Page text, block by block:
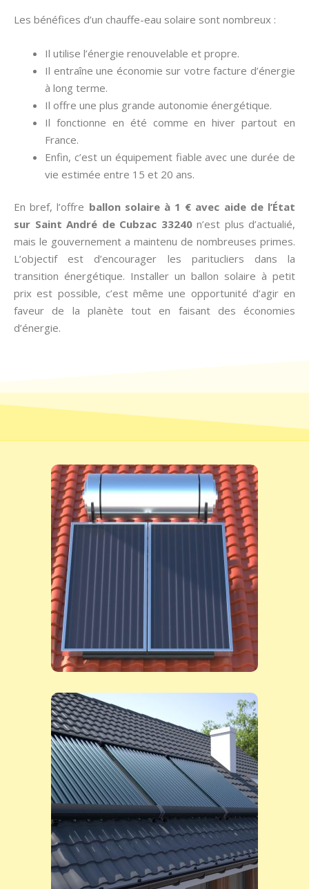
Les bénéfices d’un chauffe-eau solaire sont nombreux :
Il utilise l’énergie renouvelable et propre.
Il entraîne une économie sur votre facture d’énergie
à long terme.
Il offre une plus grande autonomie énergétique.
Il fonctionne en été comme en hiver partout en
France.
Enfin, c’est un équipement fiable avec une durée de
vie estimée entre 15 et 20 ans.
En bref, l’offre ballon solaire à 1 € avec aide de l’État
sur Saint André de Cubzac 33240n’est plus d’actualié,
mais le gouvernement a maintenu de nombreuses primes.
L’objectif est d’encourager les paritucliers dans la
transition énergétique. Installer un ballon solaire à petit
prix est possible, c’est même une opportunité d’agir en
faveur de la planète tout en faisant des économies
d’énergie.